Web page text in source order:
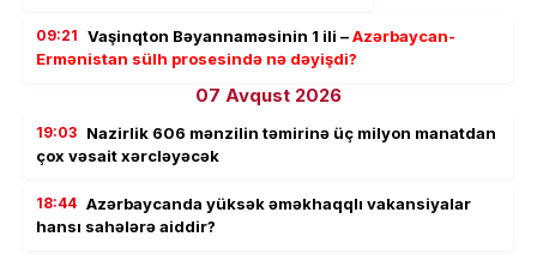
09:21 Vaşinqton Bəyannaməsinin 1 ili –Azərbaycan-
Ermənistan sülh prosesində nə dəyişdi?
07 Avqust 2026
19:03 Nazirlik 606 mənzilin təmirinə üç milyon manatdan
çox vəsait xərcləyəcək
18:44 Azərbaycanda yüksək əməkhaqqlı vakansiyalar
hansı sahələrə aiddir?